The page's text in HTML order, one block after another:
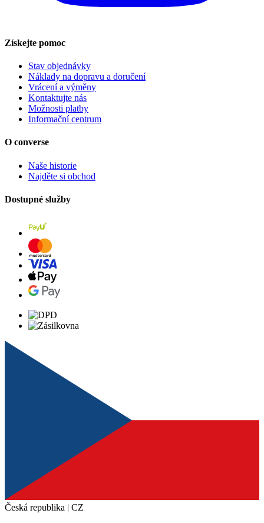
Získejte pomoc
Stav objednávky
Náklady na dopravu a doručení
Vrácení a výměny
Kontaktujte nás
Možnosti platby
Informační centrum
O converse
Naše historie
Najděte si obchod
Dostupné služby
Česká republika | CZ